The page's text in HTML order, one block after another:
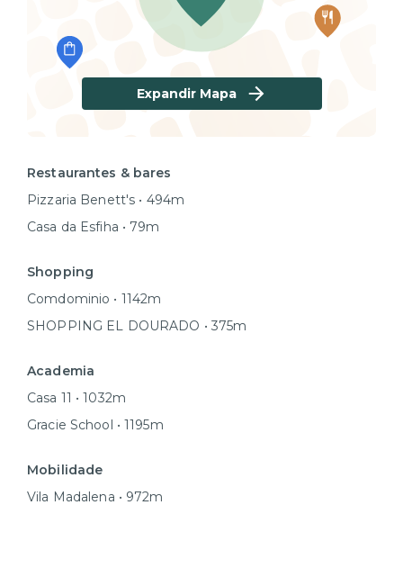
Expandir Mapa
Restaurantes & bares
Pizzaria Benett's • 494m
Casa da Esfiha • 79m
Shopping
Comdominio • 1142m
SHOPPING EL DOURADO • 375m
Academia
Casa 11 • 1032m
Gracie School • 1195m
Mobilidade
Vila Madalena • 972m